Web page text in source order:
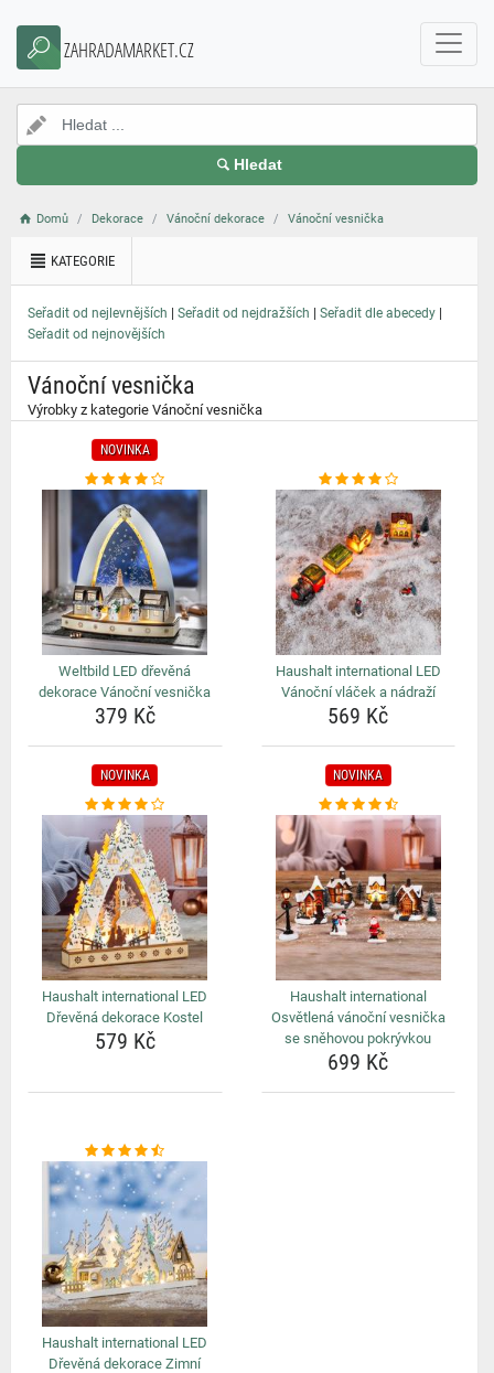
ZAHRADAMARKET.CZ
Hledat
Domů Dekorace Vánoční dekorace Vánoční vesnička
KATEGORIE
Seřadit od nejlevnějších | Seřadit od nejdražších | Seřadit dle abecedy |
Seřadit od nejnovějších
Vánoční vesnička
Výrobky z kategorie Vánoční vesnička
NOVINKA
Weltbild LED dřevěná
dekorace Vánoční vesnička
379 Kč
Haushalt international LED
Vánoční vláček a nádraží
569 Kč
NOVINKA
Haushalt international LED
Dřevěná dekorace Kostel
579 Kč
NOVINKA
Haushalt international
Osvětlená vánoční vesnička
se sněhovou pokrývkou
699 Kč
Haushalt international LED
Dřevěná dekorace Zimní